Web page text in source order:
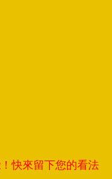
下您的看法，與全